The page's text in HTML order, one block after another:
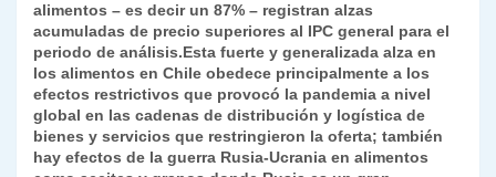
alimentos – es decir un 87% – registran alzas
acumuladas de precio superiores al IPC general para el
periodo de análisis.Esta fuerte y generalizada alza en
los alimentos en Chile obedece principalmente a los
efectos restrictivos que provocó la pandemia a nivel
global en las cadenas de distribución y logística de
bienes y servicios que restringieron la oferta; también
hay efectos de la guerra Rusia-Ucrania en alimentos